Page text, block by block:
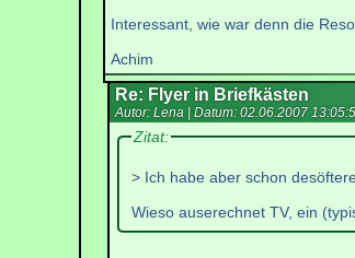
Interessant, wie war denn die
Achim
Re: Flyer in Briefkästen
Autor: Lena | Datum: 02.06.2007
Zitat:
> Ich habe aber schon
Wieso auserechnet TV, ein